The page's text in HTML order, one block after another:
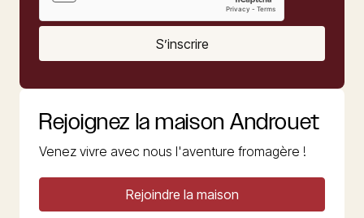
S’inscrire
Rejoignez la maison Androuet
Venez vivre avec nous l'aventure fromagère !
Rejoindre la maison